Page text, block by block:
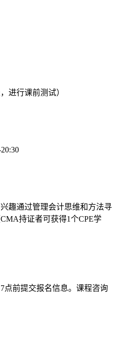
进行课前测试）
趣通过管理会计思维和方法寻
持证者可获得1个CPE学
点前提交报名信息。课程咨询